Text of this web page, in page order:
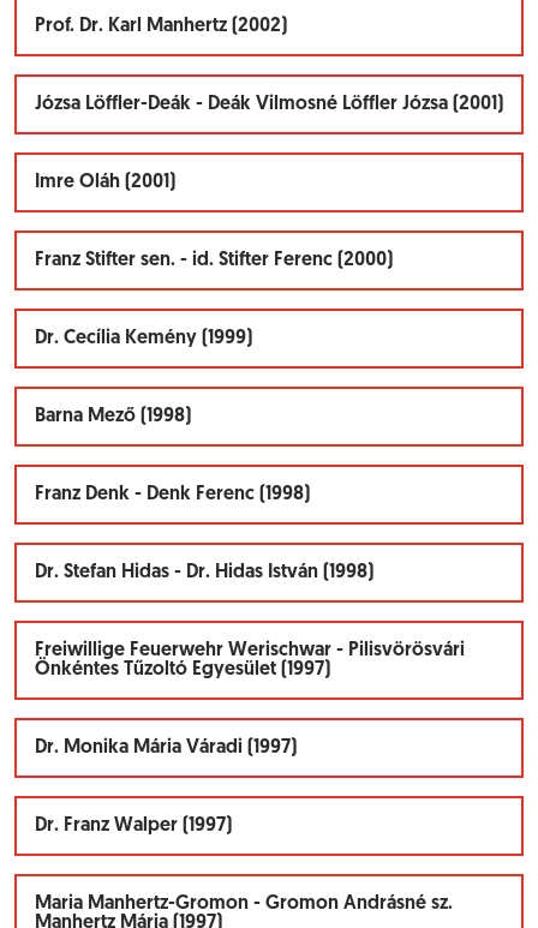
Prof. Dr. Karl Manhertz (2002)
Józsa Löffler-Deák - Deák Vilmosné Löffler Józsa (2001)
Imre Oláh (2001)
Franz Stifter sen. - id. Stifter Ferenc (2000)
Dr. Cecília Kemény (1999)
Barna Mező (1998)
Franz Denk - Denk Ferenc (1998)
Dr. Stefan Hidas - Dr. Hidas István (1998)
Freiwillige Feuerwehr Werischwar - Pilisvörösvári
Önkéntes Tűzoltó Egyesület (1997)
Dr. Monika Mária Váradi (1997)
Dr. Franz Walper (1997)
Maria Manhertz-Gromon - Gromon Andrásné sz.
Manhertz Mária (1997)